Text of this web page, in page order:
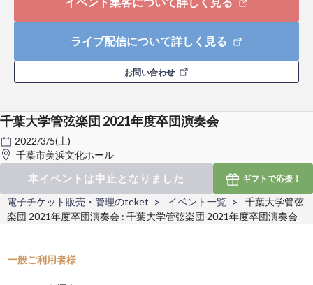
ライブ配信について詳しく見る
お問い合わせ
千葉大学管弦楽団 2021年度卒団演奏会
2022/3/5(土)
千葉市美浜文化ホール
本イベントは中止となりました ギフトで応援！
電子チケット販売・管理のteket イベント一覧
千葉大学管弦
楽団 2021年度卒団演奏会 : 千葉大学管弦楽団 2021年度卒団演奏会
一般ご利用者様